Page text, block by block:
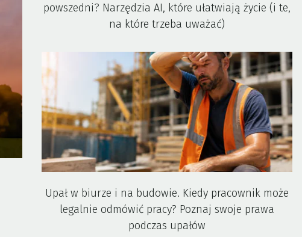
powszedni? Narzędzia AI, które ułatwiają życie (i te,
na które trzeba uważać)
Upał w biurze i na budowie. Kiedy pracownik może
legalnie odmówić pracy? Poznaj swoje prawa
podczas upałów